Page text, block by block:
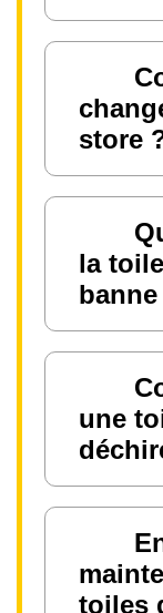
store
la
banne
une
toiles